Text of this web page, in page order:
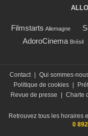
Filmstarts Allemagne
AdoroCinema Brésil
Contact Qui sommes-
Politique de cookies
Revue de presse
Charte
Retrouvez tous les horaires
0